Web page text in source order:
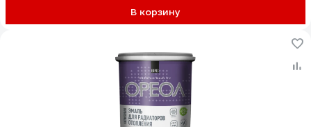
В корзину